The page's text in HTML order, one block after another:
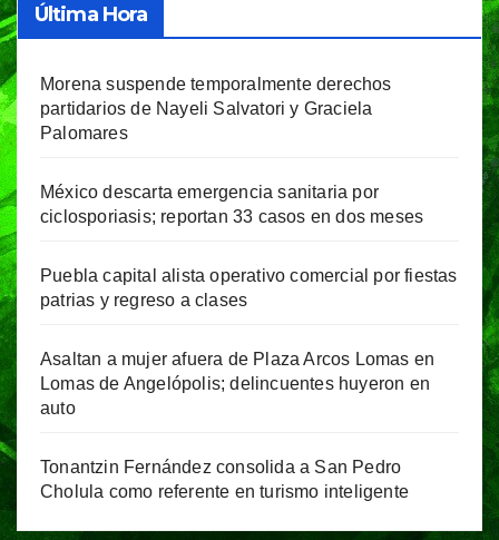
Última Hora
Morena suspende temporalmente derechos
partidarios de Nayeli Salvatori y Graciela
Palomares
México descarta emergencia sanitaria por
ciclosporiasis; reportan 33 casos en dos meses
Puebla capital alista operativo comercial por fiestas
patrias y regreso a clases
Asaltan a mujer afuera de Plaza Arcos Lomas en
Lomas de Angelópolis; delincuentes huyeron en
auto
Tonantzin Fernández consolida a San Pedro
Cholula como referente en turismo inteligente